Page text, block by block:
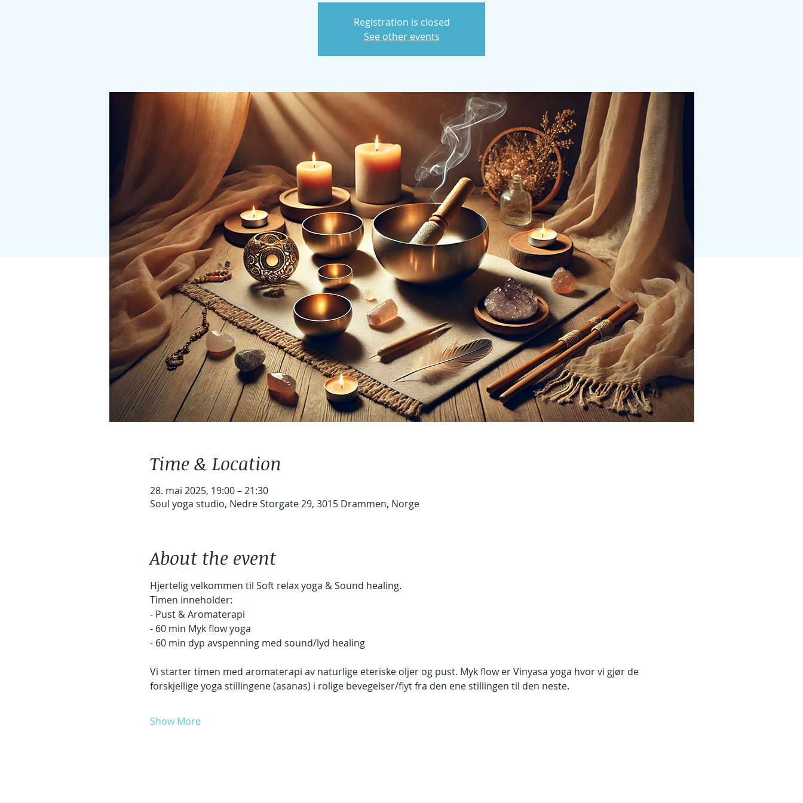
Registration is closed
See other events
Time & Location
28. mai 2025, 19:00 – 21:30
Soul yoga studio, Nedre Storgate 29, 3015 Drammen, Norge
About the event
Hjertelig velkommen til Soft relax yoga & Sound healing.
Timen inneholder:
- Pust & Aromaterapi
- 60 min Myk flow yoga
- 60 min dyp avspenning med sound/lyd healing
Vi starter timen med aromaterapi av naturlige eteriske oljer og pust. Myk flow er Vinyasa yoga hvor vi gjør de
forskjellige yoga stillingene (asanas) i rolige bevegelser/flyt fra den ene stillingen til den neste.
Show More